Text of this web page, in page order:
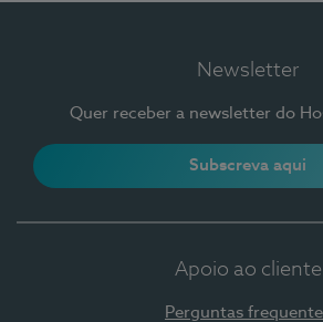
Newsletter
Quer receber a newsletter do
Subscreva aqui
Apoio ao cliente
Perguntas